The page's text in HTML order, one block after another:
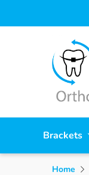
Brackets
Home